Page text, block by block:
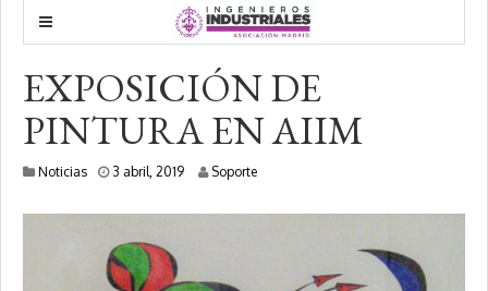
EXPOSICIÓN DE
PINTURA EN AIIM
Noticias 3 abril, 20199
,
Soporte